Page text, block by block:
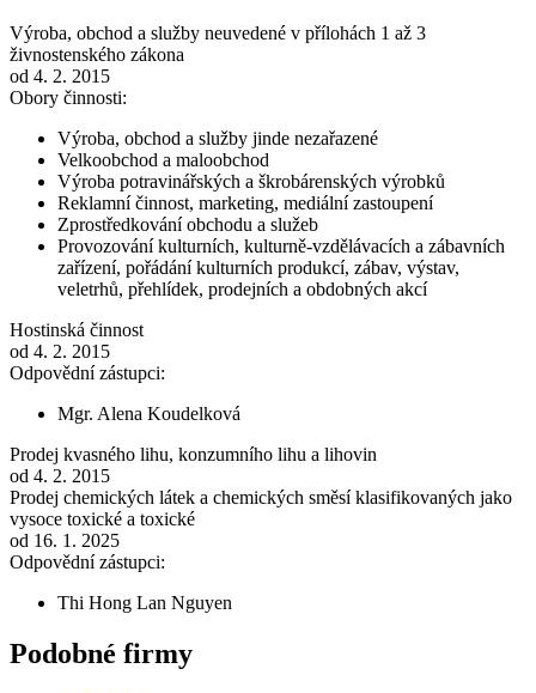
Výroba, obchod a služby neuvedené v přílohách 1 až 3
živnostenského zákona
od 4. 2. 2015
Obory činnosti:
Výroba, obchod a služby jinde nezařazené
Velkoobchod a maloobchod
Výroba potravinářských a škrobárenských výrobků
Reklamní činnost, marketing, mediální zastoupení
Zprostředkování obchodu a služeb
Provozování kulturních, kulturně-vzdělávacích a zábavních
zařízení, pořádání kulturních produkcí, zábav, výstav,
veletrhů, přehlídek, prodejních a obdobných akcí
Hostinská činnost
od 4. 2. 2015
Odpovědní zástupci:
Mgr. Alena Koudelková
Prodej kvasného lihu, konzumního lihu a lihovin
od 4. 2. 2015
Prodej chemických látek a chemických směsí klasifikovaných jako
vysoce toxické a toxické
od 16. 1. 2025
Odpovědní zástupci:
Thi Hong Lan Nguyen
Podobné firmy